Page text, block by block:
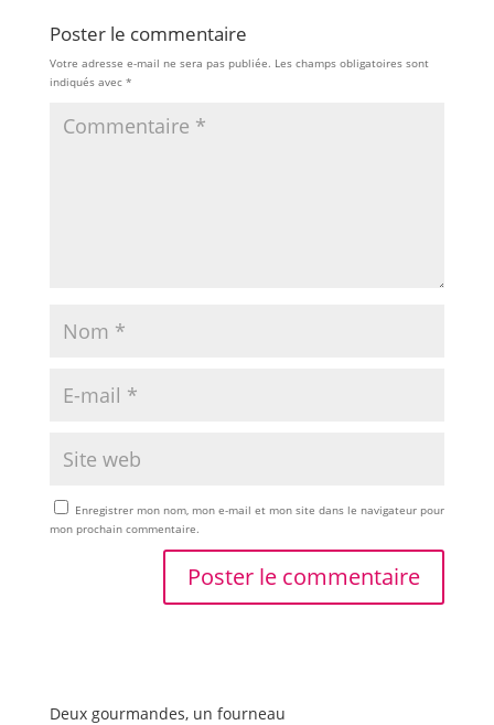
Poster le commentaire
Votre adresse e-mail ne sera pas publiée. Les champs obligatoires sont
indiqués avec *
Enregistrer mon nom, mon e-mail et mon site dans le navigateur pour
mon prochain commentaire.
Deux gourmandes, un fourneau